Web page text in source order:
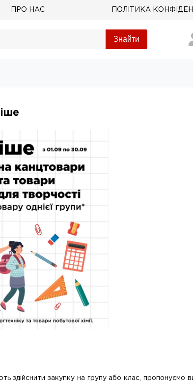
ПРО НАС ПОЛІТИКА
Знайти
здійснити закупку на групу або клас, пропонуємо